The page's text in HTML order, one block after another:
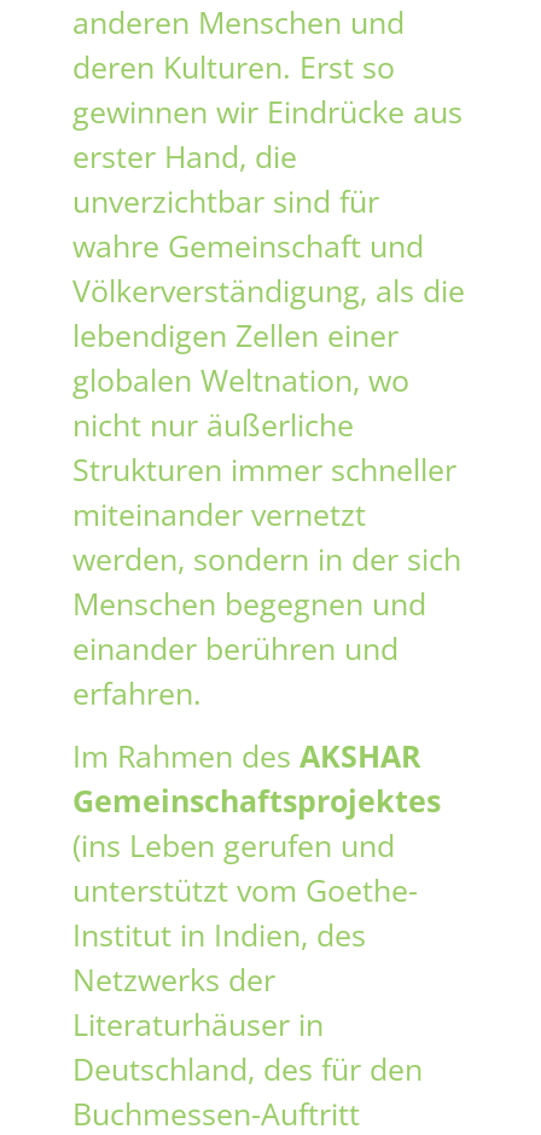
anderen Menschen und
deren Kulturen. Erst so
gewinnen wir Eindrücke aus
erster Hand, die
unverzichtbar sind für
wahre Gemeinschaft und
Völkerverständigung, als die
lebendigen Zellen einer
globalen Weltnation, wo
nicht nur äußerliche
Strukturen immer schneller
miteinander vernetzt
werden, sondern in der sich
Menschen begegnen und
einander berühren und
erfahren.
Im Rahmen des AKSHAR
Gemeinschaftsprojektes
(ins Leben gerufen und
unterstützt vom Goethe-
Institut in Indien, des
Netzwerks der
Literaturhäuser in
Deutschland, des für den
Buchmessen-Auftritt